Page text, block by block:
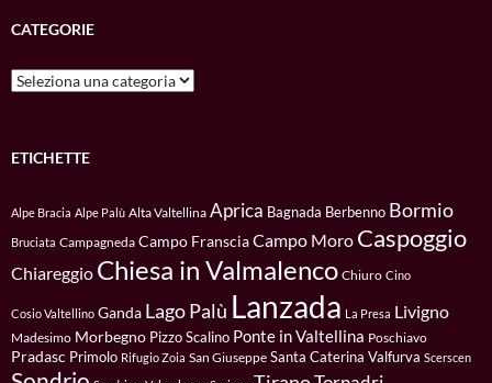
CATEGORIE
Categorie
ETICHETTE
Alpe Bracia Alpe Palù Alta Valtellina Aprica Bagnada Berbenno Bormio
Bruciata Campagneda Campo FransciaCampo Moro Caspoggio
Chiareggio Chiesa in Valmalenco Chiuro Cino
Cosio Valtellino Ganda Lago Palù Lanzada La Presa Livigno
Madesimo Morbegno Pizzo Scalino Ponte in Valtellina Poschiavo
Pradasc Primolo Rifugio Zoia San Giuseppe Santa Caterina Valfurva Scerscen